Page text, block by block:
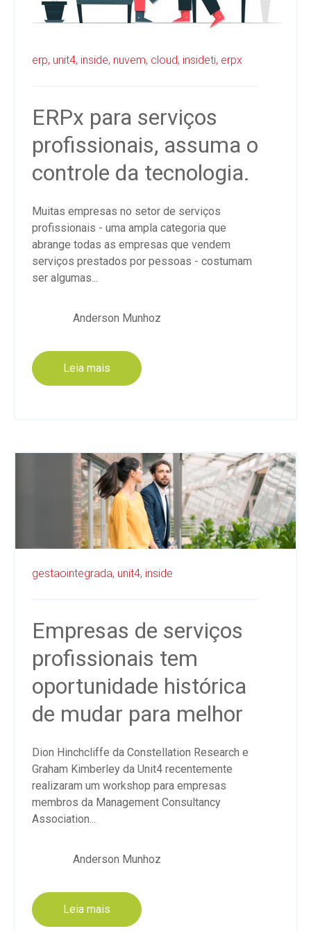
erp, unit4, inside, nuvem, cloud, insideti, erpx
ERPx para serviços
profissionais, assuma o
controle da tecnologia.
Muitas empresas no setor de serviços
profissionais - uma ampla categoria que
abrange todas as empresas que vendem
serviços prestados por pessoas - costumam
ser algumas...
Anderson Munhoz
Leia mais
gestaointegrada, unit4, inside
Empresas de serviços
profissionais tem
oportunidade histórica
de mudar para melhor
Dion Hinchcliffe da Constellation Research e
Graham Kimberley da Unit4 recentemente
realizaram um workshop para empresas
membros da Management Consultancy
Association...
Anderson Munhoz
Leia mais